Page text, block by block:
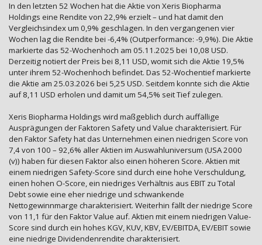
In den letzten 52 Wochen hat die Aktie von Xeris Biopharma
Holdings eine Rendite von 22,9% erzielt – und hat damit den
Vergleichsindex um 0,9% geschlagen. In den vergangenen vier
Wochen lag die Rendite bei -6,4% (Outperformance: -9,9%). Die Aktie
markierte das 52-Wochenhoch am 05.11.2025 bei 10,08 USD.
Derzeitig notiert der Preis bei 8,11 USD, womit sich die Aktie 19,5%
unter ihrem 52-Wochenhoch befindet. Das 52-Wochentief markierte
die Aktie am 25.03.2026 bei 5,25 USD. Seitdem konnte sich die Aktie
auf 8,11 USD erholen und damit um 54,5% seit Tief zulegen.
Xeris Biopharma Holdings wird maßgeblich durch auffällige
Ausprägungen der Faktoren Safety und Value charakterisiert. Für
den Faktor Safety hat das Unternehmen einen niedrigen Score von
7,4 von 100 – 92,6% aller Aktien im Auswahluniversum (USA 2000
(v)) haben für diesen Faktor also einen höheren Score. Aktien mit
einem niedrigen Safety-Score sind durch eine hohe Verschuldung,
einen hohen O-Score, ein niedriges Verhältnis aus EBIT zu Total
Debt sowie eine eher niedrige und schwankende
Nettogewinnmarge charakterisiert. Weiterhin fällt der niedrige Score
von 11,1 für den Faktor Value auf. Aktien mit einem niedrigen Value-
Score sind durch ein hohes KGV, KUV, KBV, EV/EBITDA, EV/EBIT sowie
eine niedrige Dividendenrendite charakterisiert.